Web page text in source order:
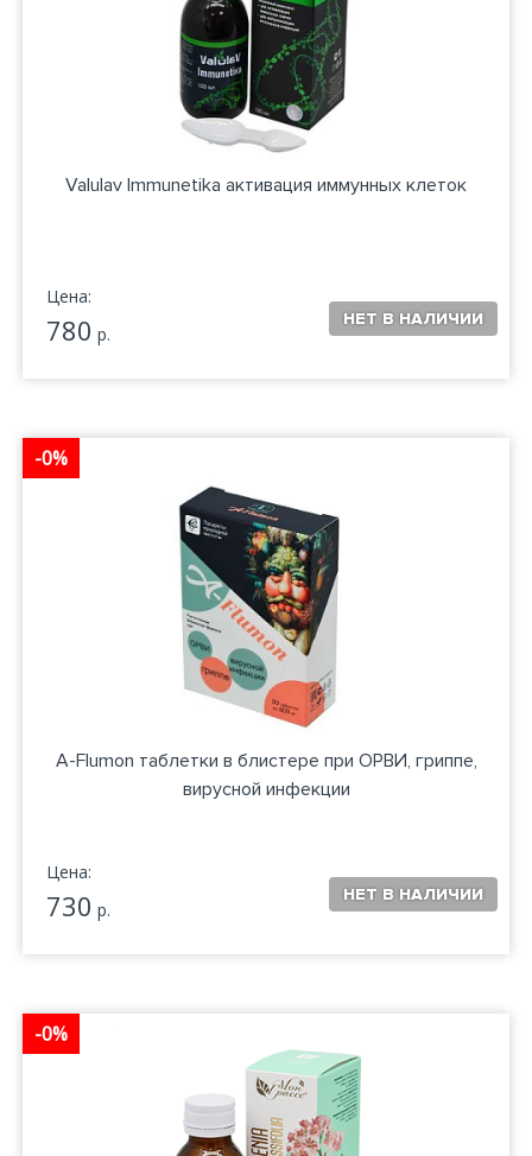
Valulav Immunetika активация иммунных клеток
Цена:
780 р.
-0%
A-Flumon таблетки в блистере при ОРВИ, гриппе,
вирусной инфекции
Цена:
730 р.
-0%